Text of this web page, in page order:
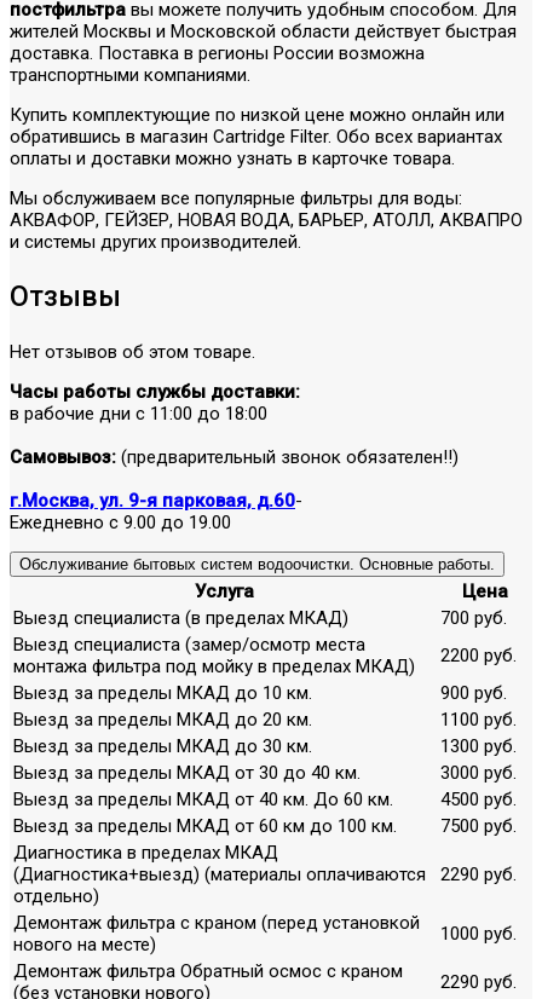
постфильтра вы можете получить удобным способом. Для
жителей Москвы и Московской области действует быстрая
доставка. Поставка в регионы России возможна
транспортными компаниями.
Купить комплектующие по низкой цене можно онлайн или
обратившись в магазин Cartridge Filter. Обо всех вариантах
оплаты и доставки можно узнать в карточке товара.
Мы обслуживаем все популярные фильтры для воды:
АКВАФОР, ГЕЙЗЕР, НОВАЯ ВОДА, БАРЬЕР, АТОЛЛ, АКВАПРО
и системы других производителей.
Отзывы
Нет отзывов об этом товаре.
Часы работы службы доставки:
в рабочие дни с 11:00 до 18:00
Самовывоз: (предварительный звонок обязателен!!)
г.Москва, ул. 9-я парковая, д.60-
Ежедневно с 9.00 до 19.00
Обслуживание бытовых систем водоочистки. Основные работы.
Услуга
Цена
Выезд специалиста (в пределах МКАД)
700 руб.
Выезд специалиста (замер/осмотр места
монтажа фильтра под мойку в пределах МКАД)
2200 руб.
Выезд за пределы МКАД до 10 км.
900 руб.
Выезд за пределы МКАД до 20 км.
1100 руб.
Выезд за пределы МКАД до 30 км.
1300 руб.
Выезд за пределы МКАД от 30 до 40 км.
3000 руб.
Выезд за пределы МКАД от 40 км. До 60 км.
4500 руб.
Выезд за пределы МКАД от 60 км до 100 км.
7500 руб.
Диагностика в пределах МКАД
(Диагностика+выезд) (материалы оплачиваются
отдельно)
2290 руб.
Демонтаж фильтра с краном (перед установкой
нового на месте)
1000 руб.
Демонтаж фильтра Обратный осмос с краном
(без установки нового)
2290 руб.